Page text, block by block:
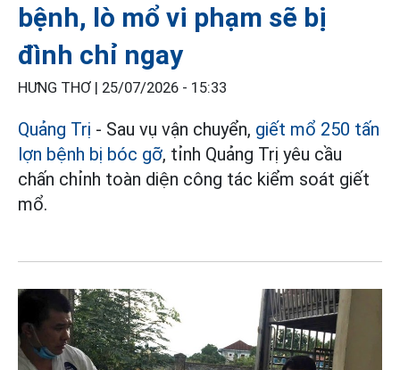
bệnh, lò mổ vi phạm sẽ bị
đình chỉ ngay
HƯNG THƠ | 25/07/2026 - 15:33
Quảng Trị - Sau vụ vận chuyển, giết mổ 250 tấn
lợn bệnh bị bóc gỡ, tỉnh Quảng Trị yêu cầu
chấn chỉnh toàn diện công tác kiểm soát giết
mổ.